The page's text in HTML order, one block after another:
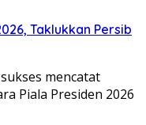
Taklukkan Persib
mencatat
Piala Presiden 2026